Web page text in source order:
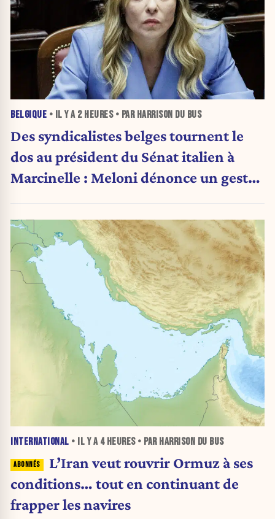
BELGIQUE • IL Y A 2 HEURES• PAR HARRISON DU BUS
Des syndicalistes belges tournent le
dos au président du Sénat italien à
Marcinelle : Meloni dénonce un geste
INTERNATIONAL • IL Y A 4 HEURES• PAR HARRISON DU BUS
L’Iran veut rouvrir Ormuz à ses
conditions… tout en continuant de
frapper les navires